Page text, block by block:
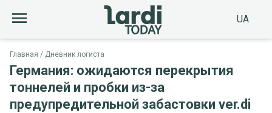
UA
Главная Дневник логиста
Германия: ожидаются перекрытия
тоннелей и пробки из-за
предупредительной забастовки ver.di